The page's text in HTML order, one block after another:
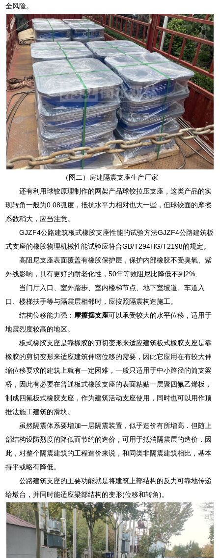
全风险。
（图二）房建隔震支座生产厂家
还有利用球铰原理制作的网架产品球铰拉压支座，这类产品的实
现转角一般为0.08弧度，抵抗水平力相对也大一些，但球铰面的摩擦
系数稍大，应当注意。
GJZF4公路建筑板式橡胶支座性能的试验方法GJZF4公路建筑板
式支座的橡胶物理机械性能试验应符合GB/T294HG/T2198的规定。
高阻尼支座表面覆盖有橡胶保护层，保护内部橡胶不受臭氧、紫
外线影响，具有更好的耐老化性，50年等效阻尼比降低不到2%;
当门厅入口、室外踏步、室内楼梯节点、地下室坡道、车道入
口、楼梯扶手等与隔震层相邻时，应按照隔震构造施工。
结构位移能力强： 摩擦摆支座可以承受较大的水平位移，适用于
地震烈度较高的地区。
板式橡胶支座是靠橡胶的剪切变形来适应建筑板式橡胶支座是靠
橡胶的剪切变形来适应建筑伸缩位移的需要，因此它应用在有较大伸
缩位移要求的建筑上就有一定困难，一般只适用于中小跨径的简支梁
桥，因此有必要在普通板式橡胶支座的表面粘贴一层聚四氟乙烯板，
制成四氟板式橡胶支座，作为建筑活动支座使用，同时也可以用作顶
推法施工建筑的滑块。
虽然隔震体系要增加一层隔震装置，似乎造价有所增高．但随上
部结构设防烈度的降低而节约的造价，可用于抵消隔震层的造价．因
此，对整个隔震建筑的工程造价来说，和同类非隔震建筑相比，基本
持平或略有降低。
公路建筑支座的主要功能就是将建筑上部结构的反力可靠地传递
给墩台，并同时能适应梁部结构的变形(位移和转角)。